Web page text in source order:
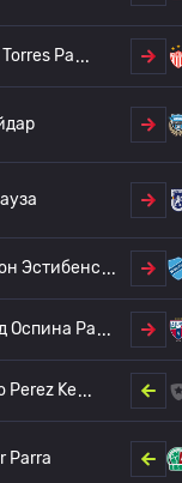
Pa
Эстибенс
Оспина Ра
Perez Ke
Parra